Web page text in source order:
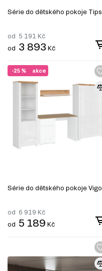
Série do dětského pokoje Tips
od 5 191 Kč
od 3 893 Kč
akce
-25 %
Série do dětského pokoje Vigo
od 6 919 Kč
od 5 189 Kč